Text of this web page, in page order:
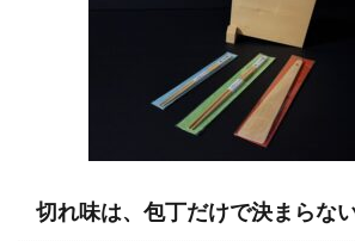
切れ味は、包丁だけで決まらな